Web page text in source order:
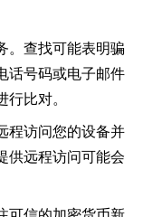
。查找可能表明骗
话号码或电子邮件
比对。
程访问您的设备并
供远程访问可能会